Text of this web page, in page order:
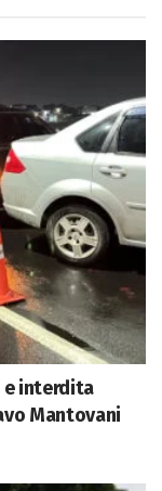
e interdita
Mantovani